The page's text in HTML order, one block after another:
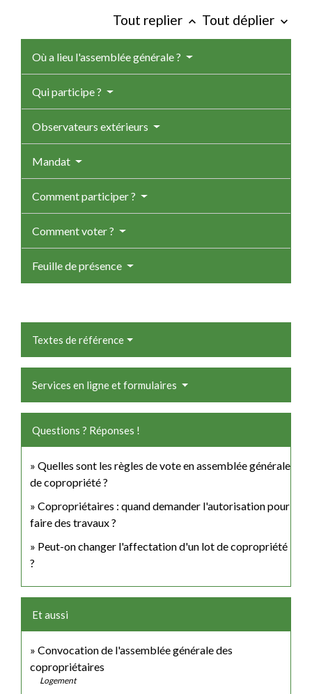
Tout replier keyboard_arrow_up Tout déplier keyboard_arrow_down
Où a lieu l'assemblée générale ?
Qui participe ?
Observateurs extérieurs
Mandat
Comment participer ?
Comment voter ?
Feuille de présence
Textes de référence
Services en ligne et formulaires
Questions ? Réponses !
Quelles sont les règles de vote en assemblée générale
de copropriété ?
Copropriétaires : quand demander l'autorisation pour
faire des travaux ?
Peut-on changer l'affectation d'un lot de copropriété
?
Et aussi
Convocation de l'assemblée générale des
copropriétaires
Logement